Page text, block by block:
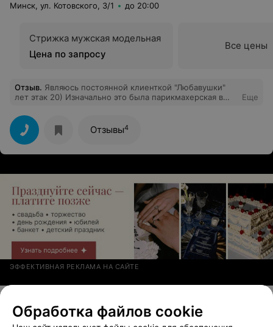
Минск, ул. Котовского, 3/1 до 20:00
Стрижка мужская модельная
Цена по запросу
Все цены
Отзыв. Являюсь постоянной клиенткой "Любавушки"
лет этак 20) Изначально это была парикмахерская в
нашла своего мастера. Хочу поблагодарить за
отличную работу Марину. Мама и сестра записываются
к Ольге, бабушка - к Виктории. То есть все мастера
профессиональны, главное выбрать своего. Цены
совсем не кусаются. Персонал приветлив. Не
Еще
Отзывы4
ЭФФЕКТИВНАЯ РЕКЛАМА НА САЙТЕ
Смотрите также
Обработка файлов cookie